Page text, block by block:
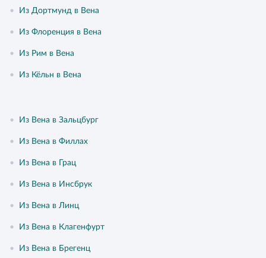
• Из Дортмунд в Вена
• Из Флоренция в Вена
• Из Рим в Вена
• Из Кёльн в Вена
• Из Вена в Зальцбург
• Из Вена в Филлах
• Из Вена в Грац
• Из Вена в Инсбрук
• Из Вена в Линц
• Из Вена в Клагенфурт
• Из Вена в Брегенц